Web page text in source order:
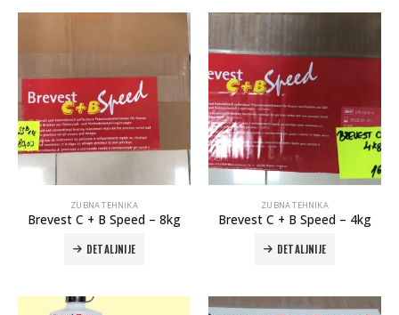
ZUBNA TEHNIKA
Brevest C + B Speed – 8kg
DETALJNIJE
ZUBNA TEHNIKA
Brevest C + B Speed – 4kg
DETALJNIJE
Autoklav Europa B evo
Evetric Flow
Autoklav Europa
Evetric Flow